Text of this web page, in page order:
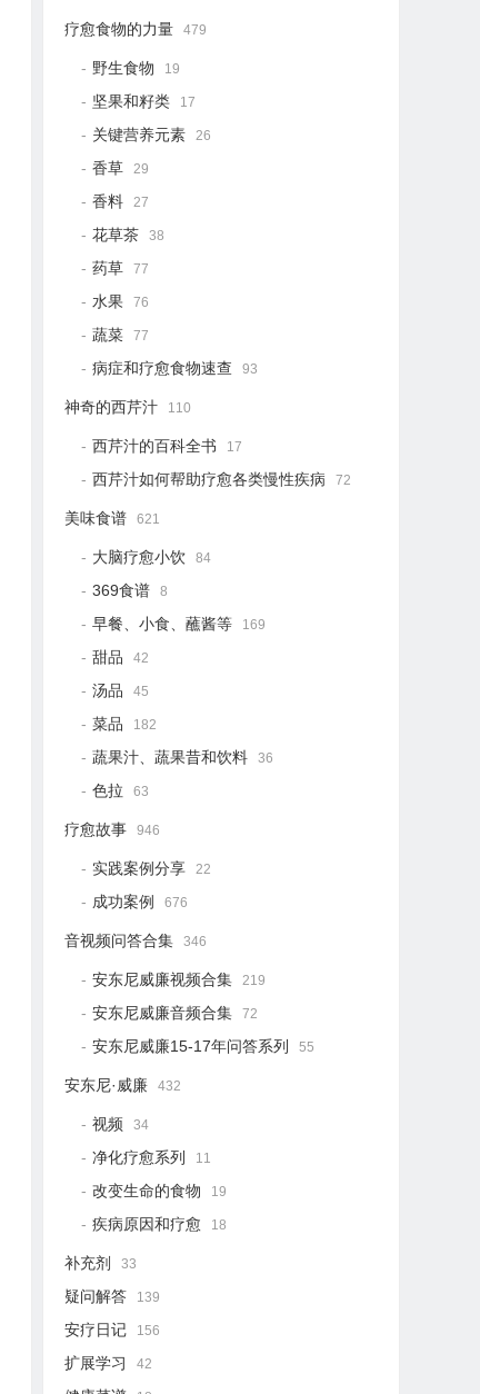
疗愈食物的力量 479
野生食物 19
坚果和籽类 17
关键营养元素 26
香草 29
香料 27
花草茶 38
药草 77
水果 76
蔬菜 77
病症和疗愈食物速查 93
神奇的西芹汁 110
西芹汁的百科全书 17
西芹汁如何帮助疗愈各类慢性疾病 72
美味食谱 621
大脑疗愈小饮 84
369食谱 8
早餐、小食、蘸酱等 169
甜品 42
汤品 45
菜品 182
蔬果汁、蔬果昔和饮料 36
色拉 63
疗愈故事 946
实践案例分享 22
成功案例 676
音视频问答合集 346
安东尼威廉视频合集 219
安东尼威廉音频合集 72
安东尼威廉15-17年问答系列 55
安东尼·威廉 432
视频 34
净化疗愈系列 11
改变生命的食物 19
疾病原因和疗愈 18
补充剂 33
疑问解答 139
安疗日记 156
扩展学习 42